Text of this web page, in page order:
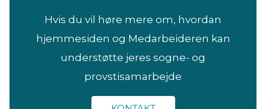
Hvis du vil høre mere om, hvordan
hjemmesiden og Medarbeideren kan
understøtte jeres sogne- og
provstisamarbejde